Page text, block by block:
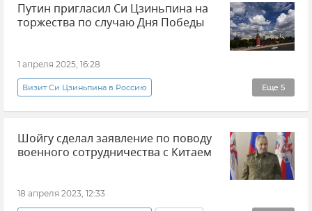
Путин пригласил Си Цзиньпина на
торжества по случаю Дня Победы
1 апреля 2025, 16:28
Еще 5
Визит Си Цзиньпина в Россию
Владимир Путин (политик) Ван И
80 лет Победы
Си Цзиньпин (председатель КНР)
Шойгу сделал заявление по поводу
военного сотрудничества с Китаем
18 апреля 2023, 12:33